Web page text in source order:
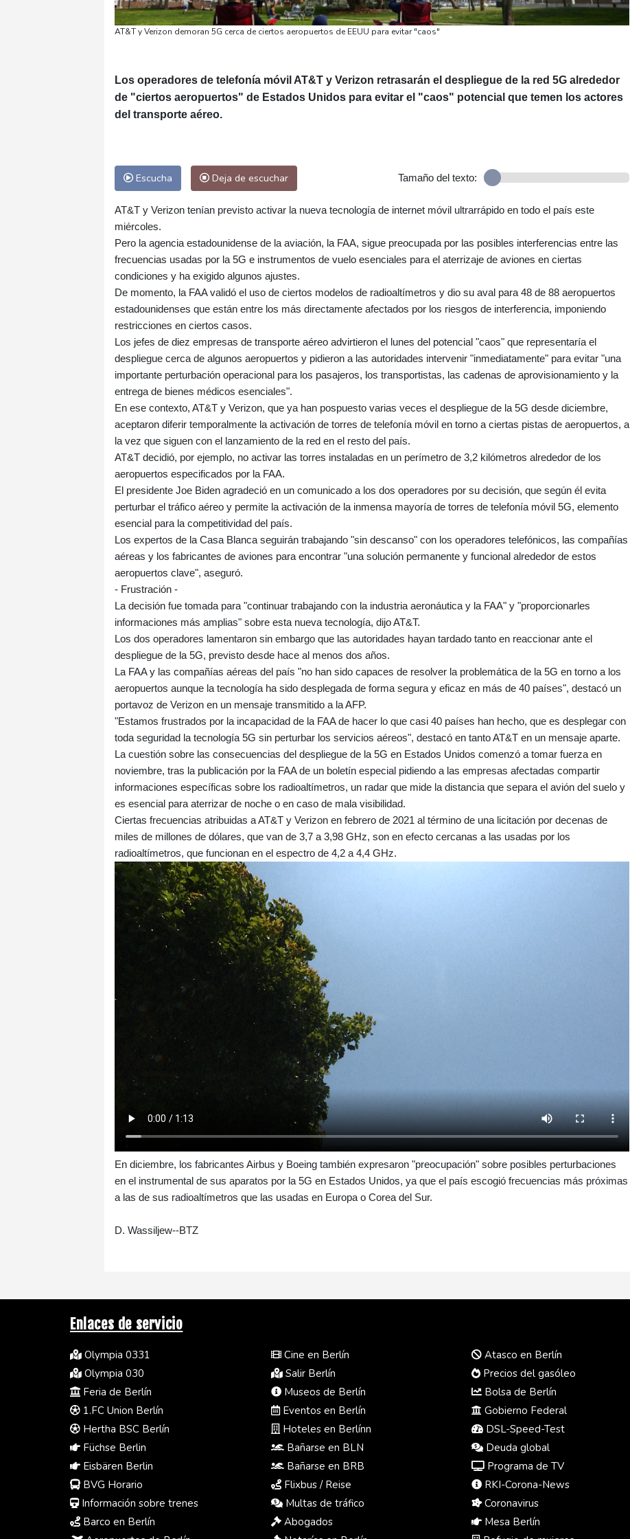
AT&T y Verizon demoran 5G cerca de ciertos aeropuertos de EEUU para evitar "caos"
Los operadores de telefonía móvil AT&T y Verizon retrasarán el despliegue de la red 5G alrededor
de "ciertos aeropuertos" de Estados Unidos para evitar el "caos" potencial que temen los actores
del transporte aéreo.
Escucha Deja de escuchar Tamaño del texto:
AT&T y Verizon tenían previsto activar la nueva tecnología de internet móvil ultrarrápido en todo el país este
miércoles.
Pero la agencia estadounidense de la aviación, la FAA, sigue preocupada por las posibles interferencias entre las
frecuencias usadas por la 5G e instrumentos de vuelo esenciales para el aterrizaje de aviones en ciertas
condiciones y ha exigido algunos ajustes.
De momento, la FAA validó el uso de ciertos modelos de radioaltímetros y dio su aval para 48 de 88 aeropuertos
estadounidenses que están entre los más directamente afectados por los riesgos de interferencia, imponiendo
restricciones en ciertos casos.
Los jefes de diez empresas de transporte aéreo advirtieron el lunes del potencial "caos" que representaría el
despliegue cerca de algunos aeropuertos y pidieron a las autoridades intervenir "inmediatamente" para evitar "una
importante perturbación operacional para los pasajeros, los transportistas, las cadenas de aprovisionamiento y la
entrega de bienes médicos esenciales".
En ese contexto, AT&T y Verizon, que ya han pospuesto varias veces el despliegue de la 5G desde diciembre,
aceptaron diferir temporalmente la activación de torres de telefonía móvil en torno a ciertas pistas de aeropuertos, a
la vez que siguen con el lanzamiento de la red en el resto del país.
AT&T decidió, por ejemplo, no activar las torres instaladas en un perímetro de 3,2 kilómetros alrededor de los
aeropuertos especificados por la FAA.
El presidente Joe Biden agradeció en un comunicado a los dos operadores por su decisión, que según él evita
perturbar el tráfico aéreo y permite la activación de la inmensa mayoría de torres de telefonía móvil 5G, elemento
esencial para la competitividad del país.
Los expertos de la Casa Blanca seguirán trabajando "sin descanso" con los operadores telefónicos, las compañías
aéreas y los fabricantes de aviones para encontrar "una solución permanente y funcional alrededor de estos
aeropuertos clave", aseguró.
- Frustración -
La decisión fue tomada para "continuar trabajando con la industria aeronáutica y la FAA" y "proporcionarles
informaciones más amplias" sobre esta nueva tecnología, dijo AT&T.
Los dos operadores lamentaron sin embargo que las autoridades hayan tardado tanto en reaccionar ante el
despliegue de la 5G, previsto desde hace al menos dos años.
La FAA y las compañías aéreas del país "no han sido capaces de resolver la problemática de la 5G en torno a los
aeropuertos aunque la tecnología ha sido desplegada de forma segura y eficaz en más de 40 países", destacó un
portavoz de Verizon en un mensaje transmitido a la AFP.
"Estamos frustrados por la incapacidad de la FAA de hacer lo que casi 40 países han hecho, que es desplegar con
toda seguridad la tecnología 5G sin perturbar los servicios aéreos", destacó en tanto AT&T en un mensaje aparte.
La cuestión sobre las consecuencias del despliegue de la 5G en Estados Unidos comenzó a tomar fuerza en
noviembre, tras la publicación por la FAA de un boletín especial pidiendo a las empresas afectadas compartir
informaciones específicas sobre los radioaltímetros, un radar que mide la distancia que separa el avión del suelo y
es esencial para aterrizar de noche o en caso de mala visibilidad.
Ciertas frecuencias atribuidas a AT&T y Verizon en febrero de 2021 al término de una licitación por decenas de
miles de millones de dólares, que van de 3,7 a 3,98 GHz, son en efecto cercanas a las usadas por los
radioaltímetros, que funcionan en el espectro de 4,2 a 4,4 GHz.
En diciembre, los fabricantes Airbus y Boeing también expresaron "preocupación" sobre posibles perturbaciones
en el instrumental de sus aparatos por la 5G en Estados Unidos, ya que el país escogió frecuencias más próximas
a las de sus radioaltímetros que las usadas en Europa o Corea del Sur.
D. Wassiljew--BTZ
Enlaces de servicio
Olympia 0331
Olympia 030
Feria de Berlín
1.FC Union Berlín
Hertha BSC Berlín
Füchse Berlin
Eisbären Berlin
BVG Horario
Información sobre trenes
Barco en Berlín
Cine en Berlín
Salir Berlín
Museos de Berlín
Eventos en Berlín
Hoteles en Berlínn
Bañarse en BLN
Bañarse en BRB
Flixbus / Reise
Multas de tráfico
Abogados
Atasco en Berlín
Precios del gasóleo
Bolsa de Berlín
Gobierno Federal
DSL-Speed-Test
Deuda global
Programa de TV
RKI-Corona-News
Coronavirus
Mesa Berlín